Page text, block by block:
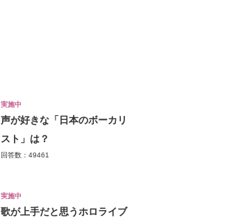
実施中
声が好きな「日本のボーカリ
スト」は？
回答数：49461
実施中
歌が上手だと思うホロライブ